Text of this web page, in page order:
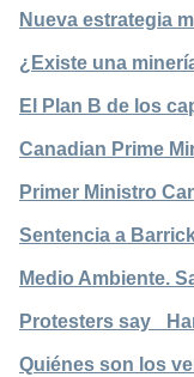
Nueva estrategia
¿Existe una
El Plan B de los
Canadian Prime
Primer Ministro
Sentencia a
Medio Ambiente.
Protesters say
Quiénes son los